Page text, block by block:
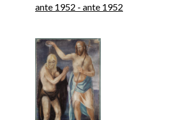
ante 1952 - ante 1952